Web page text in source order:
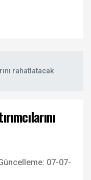
rahatlatacak
07-07-